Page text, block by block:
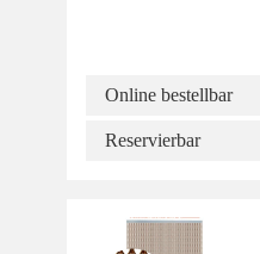
Online bestellbar
Reservierbar